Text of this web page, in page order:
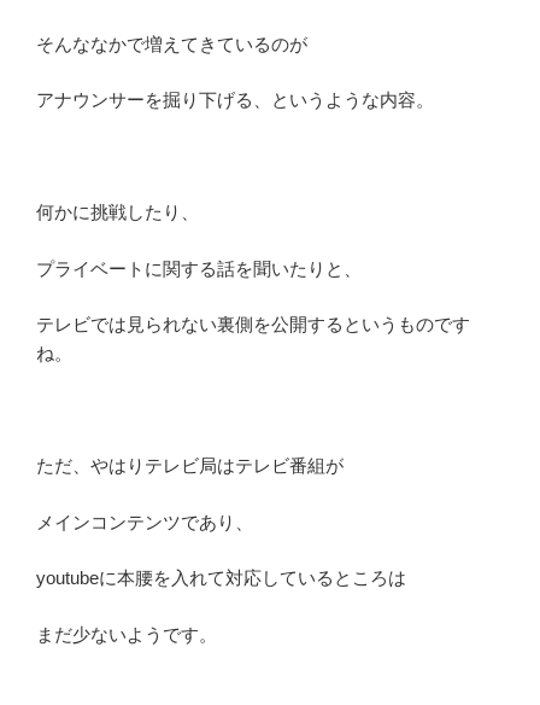
そんななかで増えてきているのが
アナウンサーを掘り下げる、というような内容。
何かに挑戦したり、
プライベートに関する話を聞いたりと、
テレビでは見られない裏側を公開するというものです
ね。
ただ、やはりテレビ局はテレビ番組が
メインコンテンツであり、
youtubeに本腰を入れて対応しているところは
まだ少ないようです。